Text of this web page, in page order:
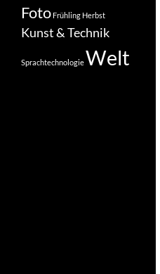
Foto Frühling Herbst
Kunst & Technik
SprachtechnologieWelt